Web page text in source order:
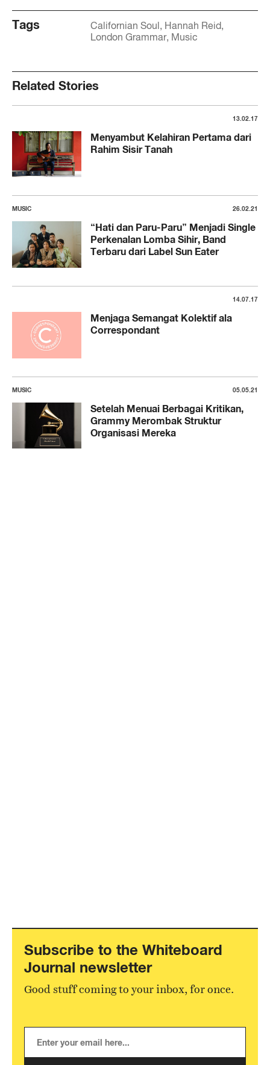
Tags Californian Soul Hannah Reid
London Grammar Music
Related Stories
13.02.17
Menyambut Kelahiran Pertama dari
Rahim Sisir Tanah
MUSIC 26.02.21
“Hati dan Paru-Paru” Menjadi Single
Perkenalan Lomba Sihir, Band
Terbaru dari Label Sun Eater
14.07.17
Menjaga Semangat Kolektif ala
Correspondant
MUSIC 05.05.21
Setelah Menuai Berbagai Kritikan,
Grammy Merombak Struktur
Organisasi Mereka
Subscribe to the Whiteboard
Journal newsletter
Good stuff coming to your inbox, for once.